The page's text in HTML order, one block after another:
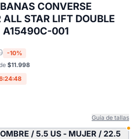
CONVERSE
STAR LIFT DOUBLE
A15490C-001
-10%
$11.998
Guía de tallas
/ 5.5 US - MUJER / 22.5